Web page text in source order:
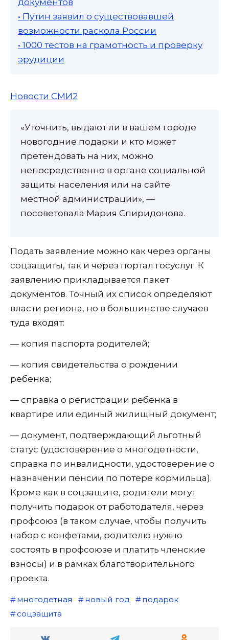
документов
• Путин заявил о существовавшей
возможности раскола России
• 1000 тестов на грамотность и проверку
эрудиции
Новости СМИ2
«Уточнить, выдают ли в вашем городе
новогодние подарки и кто может
претендовать на них, можно
непосредственно в органе социальной
защиты населения или на сайте
местной администрации», —
посоветовала Мария Спиридонова.
Подать заявление можно как через органы
соцзащиты, так и через портал госуслуг. К
заявлению прикладывается пакет
документов. Точный их список определяют
власти региона, но в большинстве случаев
туда входят:
— копия паспорта родителей;
— копия свидетельства о рождении
ребенка;
— справка о регистрации ребенка в
квартире или единый жилищный документ;
— документ, подтверждающий льготный
статус (удостоверение о многодетности,
справка по инвалидности, удостоверение о
назначении пенсии по потере кормильца).
Кроме как в соцзащите, родители могут
получить подарок от работодателя, через
профсоюз (в таком случае, чтобы получить
набор с конфетами, родителю нужно
состоять в профсоюзе и платить членские
взносы) и в рамках благотворительного
проекта.
многодетная новый год
подарок
соцзащита